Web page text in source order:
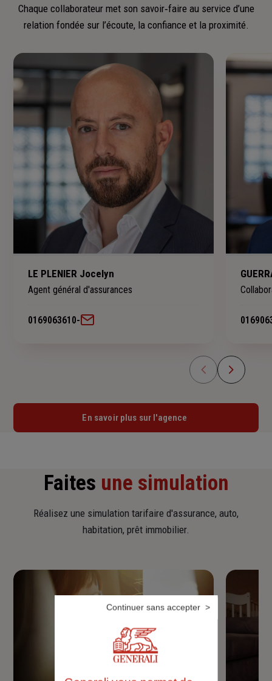
Chaque collaborateur met son savoir‑faire au service d’une
relation fondée sur l’écoute, la confiance et la proximité.
LE PLENIER Jocelyn
Agent général d'assurances
0169063610-
En savoir plus sur l'agence
Faites une simulation
Réalisez une simulation tarifaire d'assurance, auto,
habitation, prêt immobilier.
Continuer sans accepter